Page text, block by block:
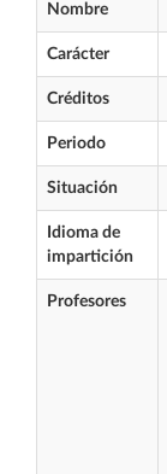
Nombre
Carácter
Créditos
Periodo
Situación
Idioma de
impartición
Profesores